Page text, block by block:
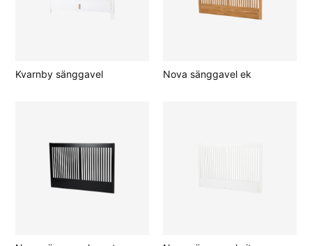
Kvarnby sänggavel Nova sänggavel ek